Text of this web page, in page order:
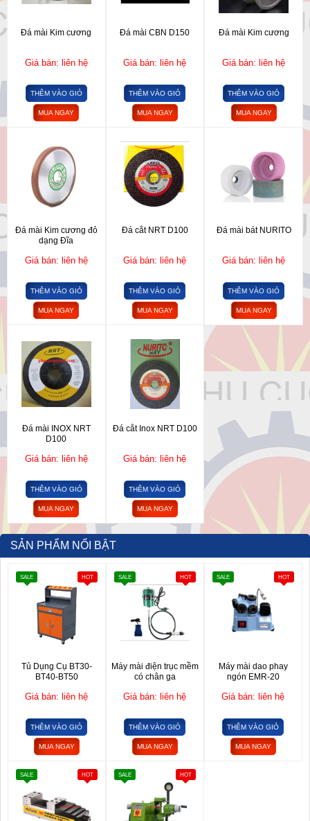
Đá mài Kim cương
Giá bán: liên hệ
THÊM VÀO GIỎ
MUA NGAY
Đá mài CBN D150
Giá bán: liên hệ
THÊM VÀO GIỎ
MUA NGAY
Đá mài Kim cương
Giá bán: liên hệ
THÊM VÀO GIỎ
MUA NGAY
Đá mài Kim cương đỏ
dạng Đĩa
Giá bán: liên hệ
THÊM VÀO GIỎ
MUA NGAY
Đá cắt NRT D100
Giá bán: liên hệ
THÊM VÀO GIỎ
MUA NGAY
Đá mài bát NURITO
Giá bán: liên hệ
THÊM VÀO GIỎ
MUA NGAY
Đá mài INOX NRT
D100
Giá bán: liên hệ
THÊM VÀO GIỎ
MUA NGAY
Đá cắt Inox NRT D100
Giá bán: liên hệ
THÊM VÀO GIỎ
MUA NGAY
SẢN PHẨM NỔI BẬT
HOT
SALE
Tủ Dụng Cụ BT30-
BT40-BT50
Giá bán: liên hệ
THÊM VÀO GIỎ
MUA NGAY
HOT
SALE
Máy mài điện trục mềm
có chân ga
Giá bán: liên hệ
THÊM VÀO GIỎ
MUA NGAY
HOT
SALE
Máy mài dao phay
ngón EMR-20
Giá bán: liên hệ
THÊM VÀO GIỎ
MUA NGAY
HOT
SALE HOT
SALE